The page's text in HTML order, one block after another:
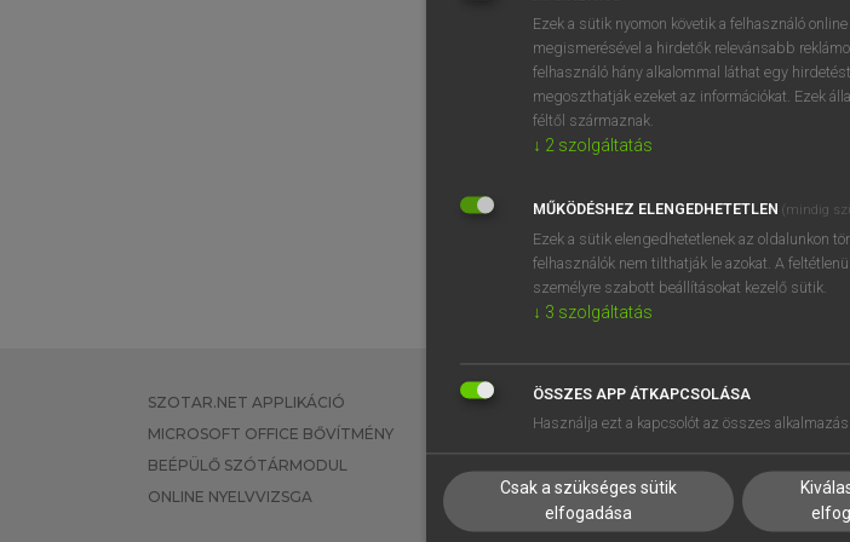
BELÉPÉS
SZOTAR.NET APPLIKÁCIÓ
MICROSOFT OFFICE BŐVÍTMÉNY
BEÉPÜLŐ SZÓTÁRMODUL
ONLINE NYELVVIZSGA
EGYÉNI FELHASZNÁLÓKNAK
TANULÓKNAK
VÁLLALATI MEGOLDÁSOK
SÚGÓ
RÓLUNK
SÜTI
Ezek a sütik nyomon követik a felhasználó
megismerésével a hirdetők relevánsabb
felhasználó hány alkalommal láthat egy
megoszthatják ezeket az információkat. Ezek
féltől származnak.
↓ 2 szolgáltatás
MŰKÖDÉSHEZ ELENGEDHETETLEN (mindig
Ezek a sütik elengedhetetlenek az oldalunkon
felhasználók nem tilthatják le azokat. A
személyre szabott beállításokat kezelő sütik.
↓ 3 szolgáltatás
ÖSSZES APP ÁTKAPCSOLÁSA
Használja ezt a kapcsolót az összes
Csak a szükséges sütik
elfogadása